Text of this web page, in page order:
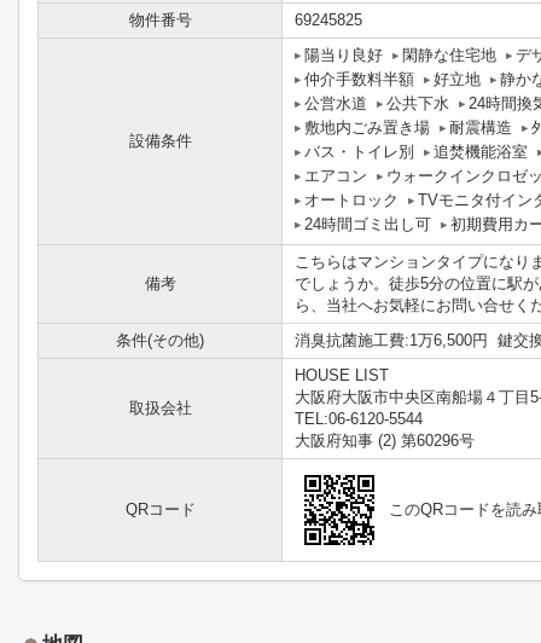
物件番号
69245825
設備条件
陽当り良好 閑静な住宅地
デ
仲介手数料半額
好立地
静か
公営水道
公共下水
24時間換
敷地内ごみ置き場
耐震構造
バス・トイレ別
追焚機能浴室
エアコン
ウォークインクロゼ
オートロック
TVモニタ付イン
24時間ゴミ出し可
初期費用カ
備考
こちらはマンションタイプになり
でしょうか。徒歩5分の位置に駅
ら、当社へお気軽にお問い合せく
条件(その他)
消臭抗菌施工費:1万6,500円 鍵交
取扱会社
HOUSE LIST
大阪府大阪市中央区南船場４丁目
TEL:06-6120-5544
大阪府知事 (2) 第60296号
QRコード このQRコードを読